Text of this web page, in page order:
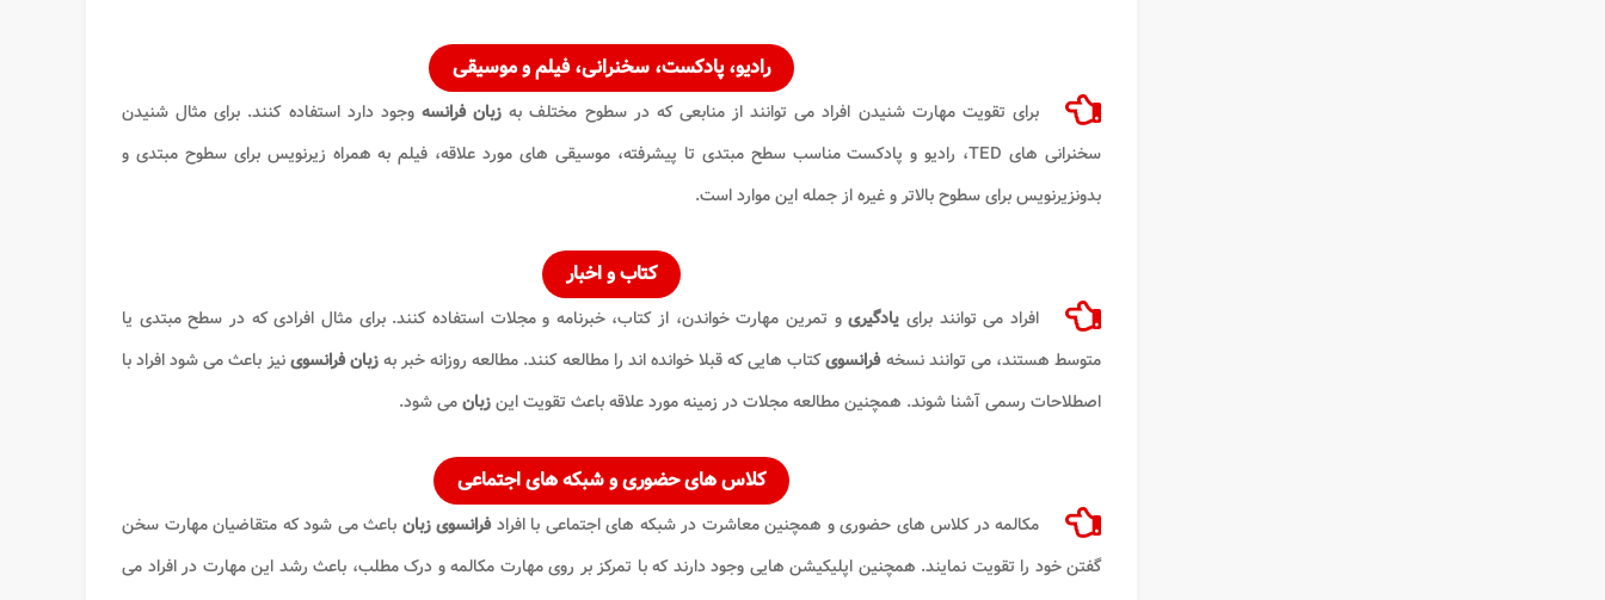
رادیو، پادکست، سخنرانی، فیلم و موسیقی
برای تقویت مهارت شنیدن افراد می توانند از منابعی که در سطوح مختلف به زبان فرانسه وجود دارد استفاده کنند. برای مثال شنیدن
سخنرانی های TED، رادیو و پادکست مناسب سطح مبتدی تا پیشرفته، موسیقی های مورد علاقه، فیلم به همراه زیرنویس برای سطوح مبتدی و
بدونزیرنویس برای سطوح بالاتر و غیره از جمله این موارد است.
کتاب و اخبار
افراد می توانند برای یادگیریو تمرین مهارت خواندن، از کتاب، خبرنامه و مجلات استفاده کنند. برای مثال افرادی که در سطح مبتدی یا
متوسط هستند، می توانند نسخهفرانسویکتاب هایی که قبلا خوانده اند را مطالعه کنند. مطالعه روزانه خبر بهزبان فرانسوینیز باعث می شود افراد با
اصطلاحات رسمی آشنا شوند. همچنین مطالعه مجلات در زمینه مورد علاقه باعث تقویت اینزبانمی شود.
کلاس های حضوری و شبکه های اجتماعی
مکالمه در کلاس های حضوری و همچنین معاشرت در شبکه های اجتماعی با افرادفرانسوی زبان باعث می شود که متقاضیان مهارت سخن
گفتن خود را تقویت نمایند. همچنین اپلیکیشن هایی وجود دارند که با تمرکز بر روی مهارت مکالمه و درک مطلب، باعث رشد این مهارت در افراد می